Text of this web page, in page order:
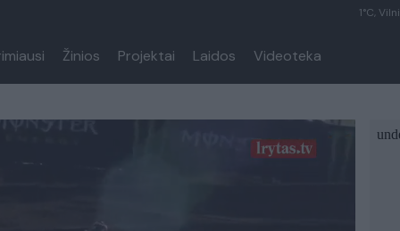
1°C,
Žinios Projektai Laidos Videoteka